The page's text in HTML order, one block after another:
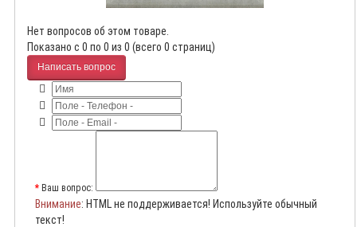
Нет вопросов об этом товаре.
Показано с 0 по 0 из 0 (всего 0 страниц)
Написать вопрос
Ваш вопрос:
Внимание: HTML не поддерживается! Используйте обычный
текст!